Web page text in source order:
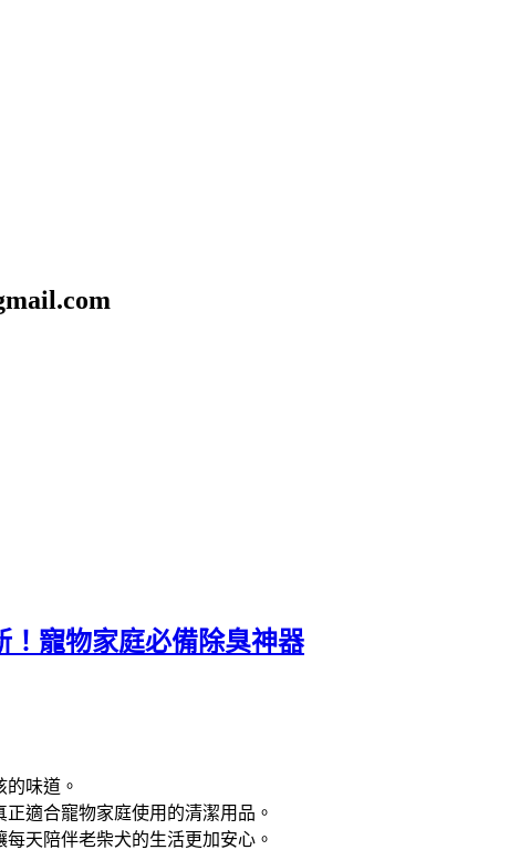
！寵物家庭必備除臭神器
味道。
適合寵物家庭使用的清潔用品。
天陪伴老柴犬的生活更加安心。